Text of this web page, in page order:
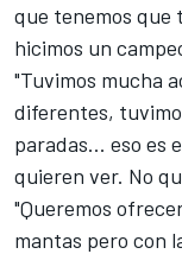
que tenemos que
hicimos un
"Tuvimos mucha
diferentes,
paradas... eso es
quieren ver. No
"Queremos
mantas pero con